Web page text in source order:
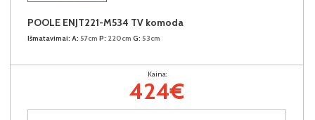
POOLE ENJT221-M534 TV komoda
Išmatavimai: A: 57cm P: 220cm G: 53cm
Kaina:
424€